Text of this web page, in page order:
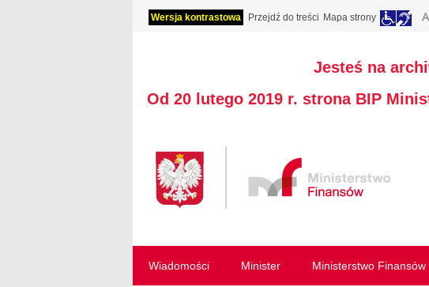
Wersja kontrastowa Przejdź do treści Mapa strony
Jesteś na
Od 20 lutego 2019 r. strona BIP
Wiadomości Minister Ministerstwo Finansów